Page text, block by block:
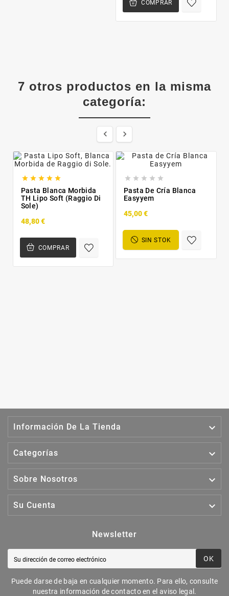
COMPRAR
7 otros productos en la misma
categoría:
 
    
Pasta Blanca Morbida
TH Lipo Soft (Raggio Di
Sole)
48,80 €
COMPRAR
    
Pasta De Cría Blanca
Easyyem
45,00 €
SIN STOK
Información De La Tienda 
Categorías 
Sobre Nosotros 
Su Cuenta 
Newsletter
OK
Puede darse de baja en cualquier momento. Para ello, consulte
nuestra información de contacto en el aviso legal.